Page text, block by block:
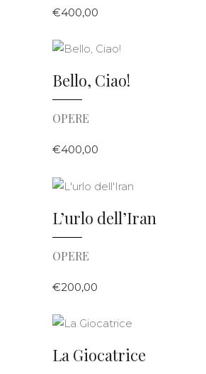
€400,00
Bello, Ciao!
OPERE
€400,00
L’urlo dell’Iran
OPERE
€200,00
La Giocatrice